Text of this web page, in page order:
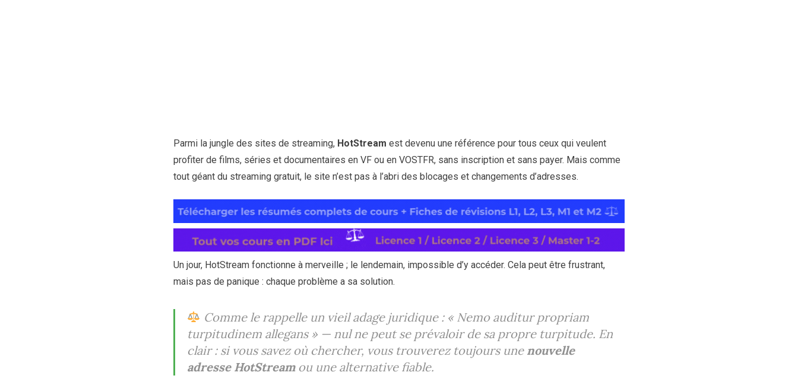
Parmi la jungle des sites de streaming, HotStream est devenu une référence pour tous ceux qui veulent
profiter de films, séries et documentaires en VF ou en VOSTFR, sans inscription et sans payer. Mais comme
tout géant du streaming gratuit, le site n’est pas à l’abri des blocages et changements d’adresses.
Un jour, HotStream fonctionne à merveille ; le lendemain, impossible d’y accéder. Cela peut être frustrant,
mais pas de panique : chaque problème a sa solution.
Comme le rappelle un vieil adage juridique : « Nemo auditur propriam
turpitudinem allegans » — nul ne peut se prévaloir de sa propre turpitude. En
clair : si vous savez où chercher, vous trouverez toujours une nouvelle
adresse HotStreamou une alternative fiable.